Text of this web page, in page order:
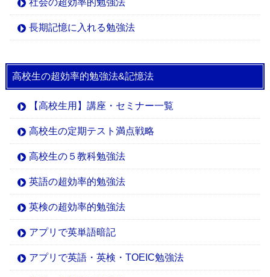
社会の超効率的勉強法
長期記憶に入れる勉強法
高校生の超効率的勉強法&記憶法
【高校生用】講座・セミナー一覧
高校生の定期テスト満点戦略
高校生の５教科勉強法
英語の超効率的勉強法
英検の超効率的勉強法
アプリで英単語暗記
アプリで英語・英検・TOEIC勉強法